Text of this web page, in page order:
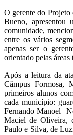
O gerente do
Bueno,
comunidade,
entre os vários
apenas ser o
orientado pelas áreas
Após a leitura da
Câmpus Formosa,
primeiros alunos
cada município:
Fernando Manoel
Maciel de Oliveira,
Paulo e Silva, de